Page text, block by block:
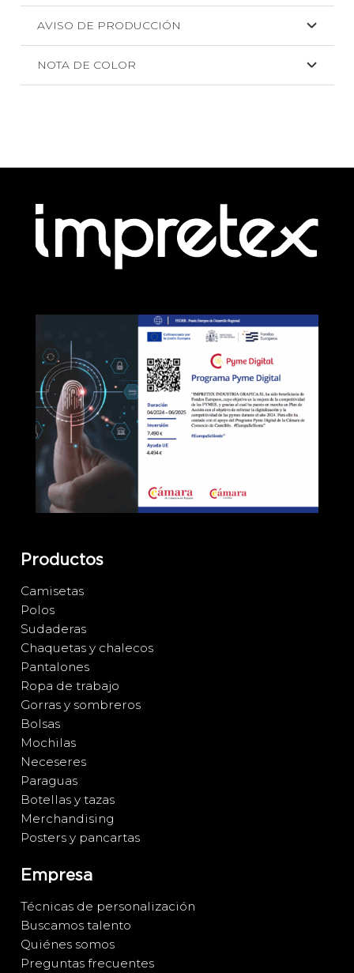
AVISO DE PRODUCCIÓN
NOTA DE COLOR
Productos
Camisetas
Polos
Sudaderas
Chaquetas y chalecos
Pantalones
Ropa de trabajo
Gorras y sombreros
Bolsas
Mochilas
Neceseres
Paraguas
Botellas y tazas
Merchandising
Posters y pancartas
Empresa
Técnicas de personalización
Buscamos talento
Quiénes somos
Preguntas frecuentes